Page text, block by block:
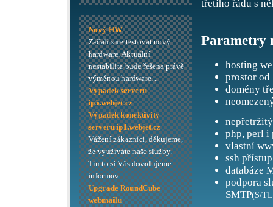
třetího řádu s
Parametry
hosting
prostor od
domény
php, perl i
vlastní
ssh přístup
databáze
podpora
SMTP(S/
Nový HW
Začali sme testovat nový
hardware. Aktuální
nestabilita bude řešena právě
výměnou hardware...
Výpadek serveru
ip5.webjet.cz
Výpadek konektivity
serveru ip1.webjet.cz
Vážení zákazníci, děkujeme,
že využíváte naše služby.
Tímto si Vás dovolujeme
informov...
Upgrade RoundCube
webmailu